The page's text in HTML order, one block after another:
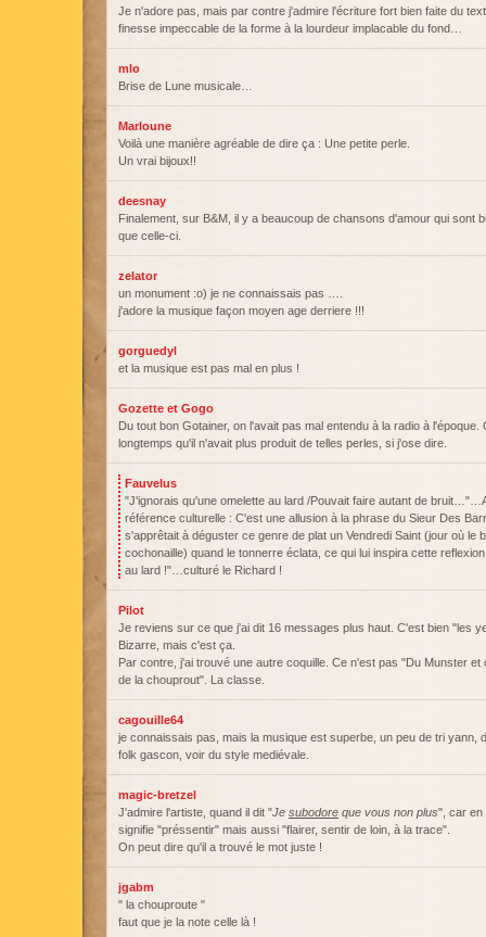
Je n'adore pas, mais par contre j'admire l'écriture fort bien faite du
finesse impeccable de la forme à la lourdeur implacable du fond…
mlo
Brise de Lune musicale…
Marloune
Voilà une manière agréable de dire ça : Une petite perle.
Un vrai bijoux!!
deesnay
Finalement, sur B&M, il y a beaucoup de chansons d'amour qui sont
que celle-ci.
zelator
un monument :o) je ne connaissais pas ….
j'adore la musique façon moyen age derriere !!!
gorguedyl
et la musique est pas mal en plus !
Gozette et Gogo
Du tout bon Gotainer, on l'avait pas mal entendu à la radio à l'époque.
longtemps qu'il n'avait plus produit de telles perles, si j'ose dire.
Fauvelus
"J'ignorais qu'une omelette au lard /Pouvait faire autant de
référence culturelle : C'est une allusion à la phrase du Sieur Des
s'apprêtait à déguster ce genre de plat un Vendredi Saint (jour où le
cochonaille) quand le tonnerre éclata, ce qui lui inspira cette
au lard !"…culturé le Richard !
Pilot
Je reviens sur ce que j'ai dit 16 messages plus haut. C'est bien "les
Bizarre, mais c'est ça.
Par contre, j'ai trouvé une autre coquille. Ce n'est pas "Du Munster
de la chouprout". La classe.
cagouille64
je connaissais pas, mais la musique est superbe, un peu de tri yann,
folk gascon, voir du style mediévale.
magic-bretzel
J'admire l'artiste, quand il dit "Je subodore que vous non plus", car en
signifie "préssentir" mais aussi "flairer, sentir de loin, à la trace".
On peut dire qu'il a trouvé le mot juste !
jgabm
" la chouproute "
faut que je la note celle là !